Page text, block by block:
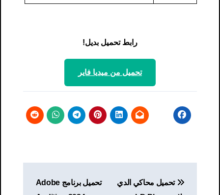
رابط تحميل بديل!
تحميل من ميديا ​​فاير
تحميل محاكي الدي
تحميل برنامج Adobe